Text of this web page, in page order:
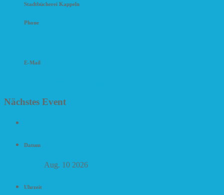
Stadtbücherei Kappeln
Phone
E-Mail
Nächstes Event
Datum
Aug. 10 2026
Uhrzeit